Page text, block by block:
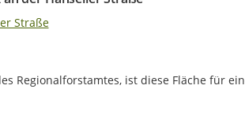
Straße
Regionalforstamtes, ist diese Fläche für